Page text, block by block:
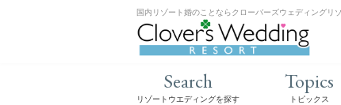
国内リゾート婚のことならクローバーズウェディングリ
Search
リゾートウエディングを探す
Topics
トピックス